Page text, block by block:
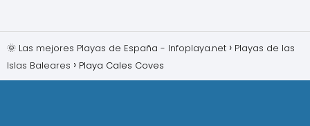
🌞 Las mejores Playas de España - Infoplaya.net
Playas de las
Islas Baleares
Playa Cales Coves